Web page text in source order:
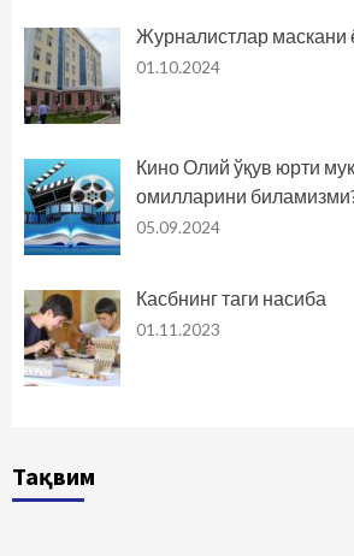
Журналистлар маскани
01.10.2024
Кино Олий ўқув юрти
омилларини
05.09.2024
Касбнинг таги насиба
01.11.2023
Тақвим